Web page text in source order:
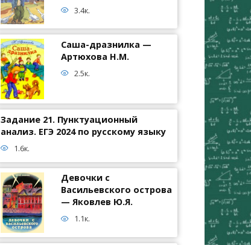
3.4к.
Саша-дразнилка —
Артюхова Н.М.
2.5к.
Задание 21. Пунктуационный
анализ. ЕГЭ 2024 по русскому языку
1.6к.
Девочки с
Васильевского острова
— Яковлев Ю.Я.
1.1к.